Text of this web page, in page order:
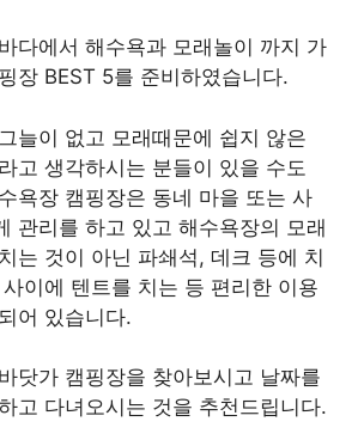
다에서 해수욕과 모래놀이 까지 가
장 BEST 5를 준비하였습니다.
늘이 없고 모래때문에 쉽지 않은
고 생각하시는 분들이 있을 수도
욕장 캠핑장은 동네 마을 또는 사
관리를 하고 있고 해수욕장의 모래
는 것이 아닌 파쇄석, 데크 등에 치
이에 텐트를 치는 등 편리한 이용
어 있습니다.
닷가 캠핑장을 찾아보시고 날짜를
고 다녀오시는 것을 추천드립니다.